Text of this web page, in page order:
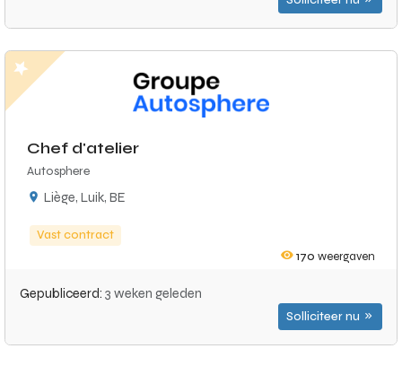
Chef d'atelier
Autosphere
Liège, Luik, BE
Vast contract
170 weergaven
Gepubliceerd: 3 weken geleden
Solliciteer nu